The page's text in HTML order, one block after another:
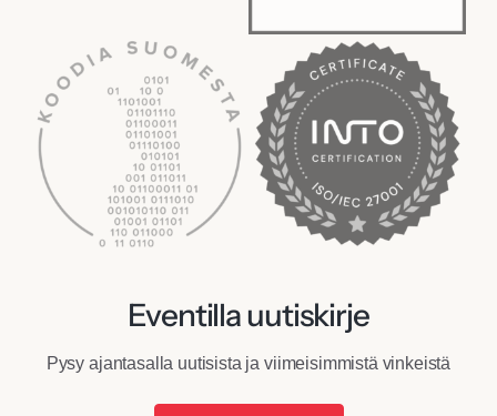
Eventilla uutiskirje
Pysy ajantasalla uutisista ja viimeisimmistä vinkeistä